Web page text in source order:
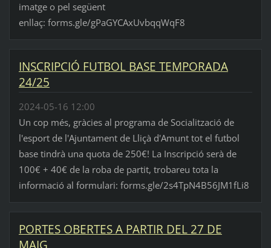
imatge o pel següent
enllaç: forms.gle/gPaGYCAxUvbqqWqF8
INSCRIPCIÓ FUTBOL BASE TEMPORADA
24/25
2024-05-16 12:00
Un cop més, gràcies al programa de Socialització de
l'esport de l'Ajuntament de Lliçà d'Amunt tot el futbol
base tindrà una quota de 250€! La Inscripció serà de
100€ + 40€ de la roba de partit, trobareu tota la
informació al formulari: forms.gle/2s4TpN4B56JM1fLi8
PORTES OBERTES A PARTIR DEL 27 DE